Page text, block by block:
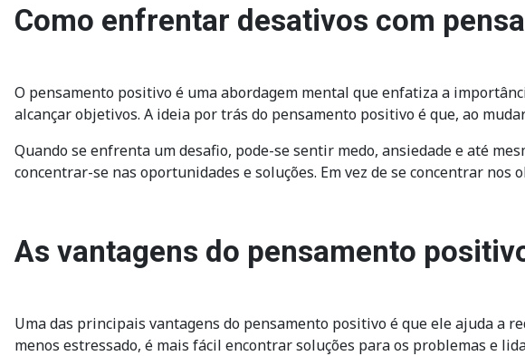
Como enfrentar desativos com
O pensamento positivo é uma abordagem mental que enfatiza a
alcançar objetivos. A ideia por trás do pensamento positivo é que, ao
Quando se enfrenta um desafio, pode-se sentir medo, ansiedade e até
concentrar-se nas oportunidades e soluções. Em vez de se concentrar
As vantagens do pensamento
Uma das principais vantagens do pensamento positivo é que ele ajuda a
menos estressado, é mais fácil encontrar soluções para os problemas e